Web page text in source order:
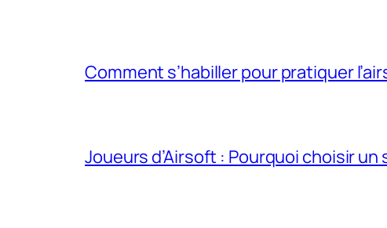
Comment s’habiller pour pratiquer
Joueurs d’Airsoft : Pourquoi choisir